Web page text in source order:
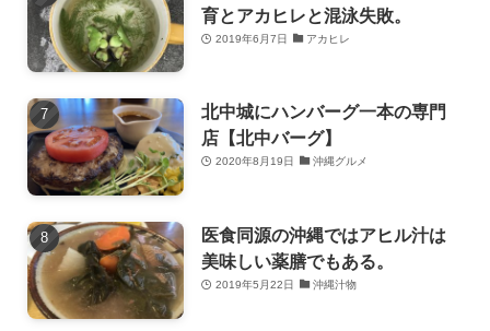
育とアカヒレと混泳失敗。
2019年6月7日 アカヒレ
北中城にハンバーグ一本の専門
店【北中バーグ】
2020年8月19日 沖縄グルメ
医食同源の沖縄ではアヒル汁は
美味しい薬膳でもある。
2019年5月22日 沖縄汁物